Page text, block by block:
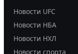
Новости UFC
Новости НБА
Новости НХЛ
Новости спорта